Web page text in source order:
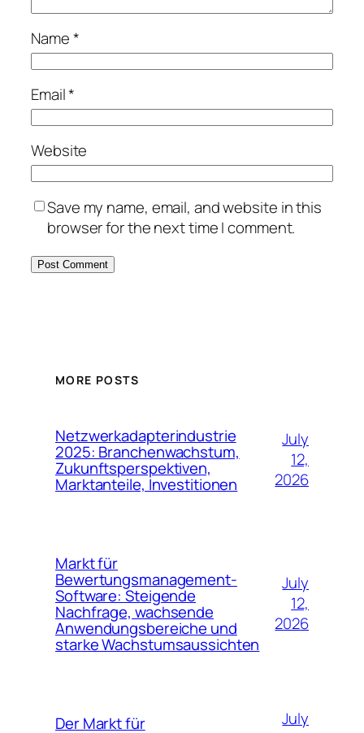
Name*
Email*
Website
Save my name, email, and website in this
browser for the next time I comment.
MORE POSTS
Netzwerkadapterindustrie
2025: Branchenwachstum,
Zukunftsperspektiven,
Marktanteile, Investitionen
July
12,
2026
Markt für
Bewertungsmanagement-
Software: Steigende
Nachfrage, wachsende
Anwendungsbereiche und
starke Wachstumsaussichten
July
12,
2026
Der Markt für
July